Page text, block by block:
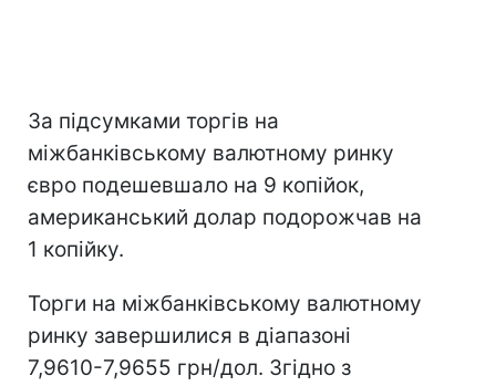
За підсумками торгів на
міжбанківському валютному ринку
євро подешевшало на 9 копійок,
американський долар подорожчав на
1 копійку.
Торги на міжбанківському валютному
ринку завершилися в діапазоні
7,9610-7,9655 грн/дол. Згідно з